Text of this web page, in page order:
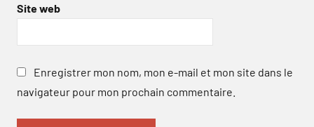
Site web
Enregistrer mon nom, mon e-mail et mon site dans le
navigateur pour mon prochain commentaire.